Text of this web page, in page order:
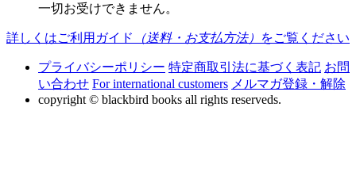
一切お受けできません。
詳しくはご利用ガイド （送料・お支払方法） をご覧ください
プライバシーポリシー 特定商取引法に基づく表記 お問
い合わせ For international customers メルマガ登録・解除
copyright © blackbird books all rights reserveds.